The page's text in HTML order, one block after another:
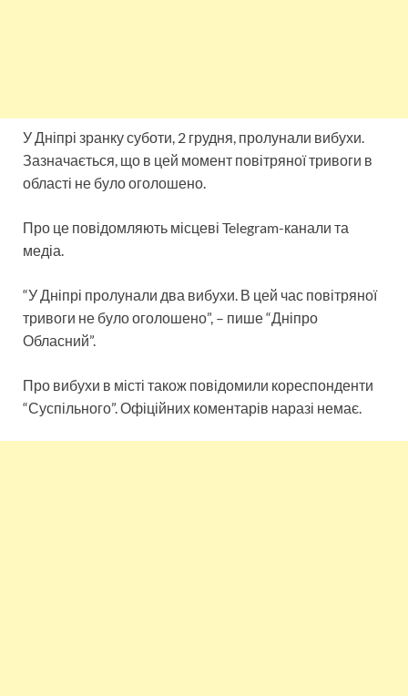
У Дніпрі зранку суботи, 2 грудня, пролунали вибухи.
Зазначається, що в цей момент повітряної тривоги в
області не було оголошено.
Про це повідомляють місцеві Telegram-канали та
медіа.
“У Дніпрі пролунали два вибухи. В цей час повітряної
тривоги не було оголошено”, – пише “Дніпро
Обласний”.
Про вибухи в місті також повідомили кореспонденти
“Суспільного”. Офіційних коментарів наразі немає.